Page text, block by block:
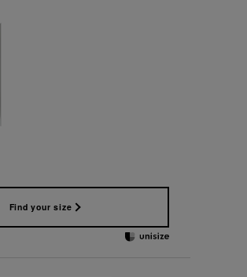
Find your size